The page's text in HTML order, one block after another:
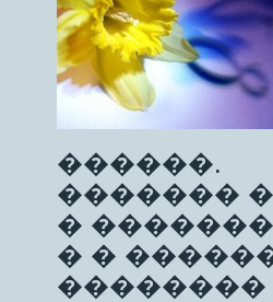
������.
�������
�
� �
��������